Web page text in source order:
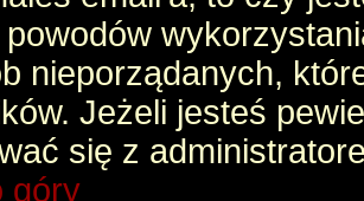
nieporządanych,
Jeżeli jesteś
się z
góry